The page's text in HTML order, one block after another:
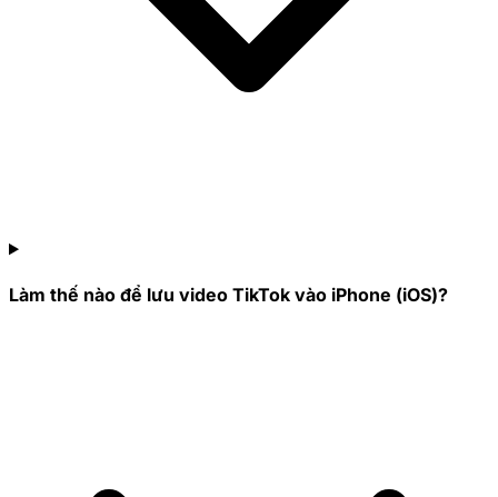
Làm thế nào để lưu video TikTok vào iPhone (iOS)?